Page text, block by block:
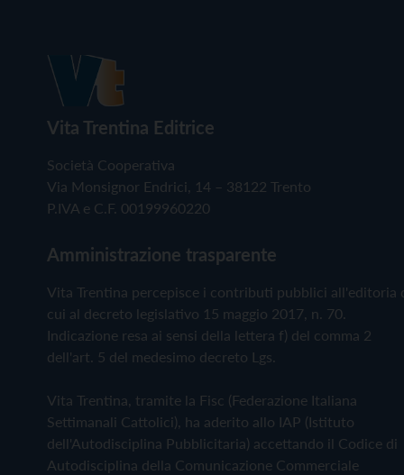
Vita Trentina Editrice
Società Cooperativa
Via Monsignor Endrici, 14 – 38122 Trento
P.IVA e C.F. 00199960220
Amministrazione trasparente
Vita Trentina percepisce i contributi pubblici all'editoria
cui al decreto legislativo 15 maggio 2017, n. 70.
Indicazione resa ai sensi della lettera f) del comma 2
dell'art. 5 del medesimo decreto Lgs.
Vita Trentina, tramite la Fisc (Federazione Italiana
Settimanali Cattolici), ha aderito allo IAP (Istituto
dell'Autodisciplina Pubblicitaria) accettando il Codice di
Autodisciplina della Comunicazione Commerciale